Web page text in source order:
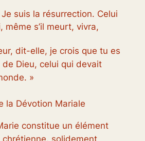
suis la résurrection. Celui
même s’il meurt, vivra,
dit-elle, je crois que tu es
de Dieu, celui qui devait
»
la Dévotion Mariale
constitue un élément